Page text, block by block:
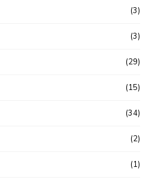
(3)
(3)
(29)
(15)
(34)
(2)
(1)